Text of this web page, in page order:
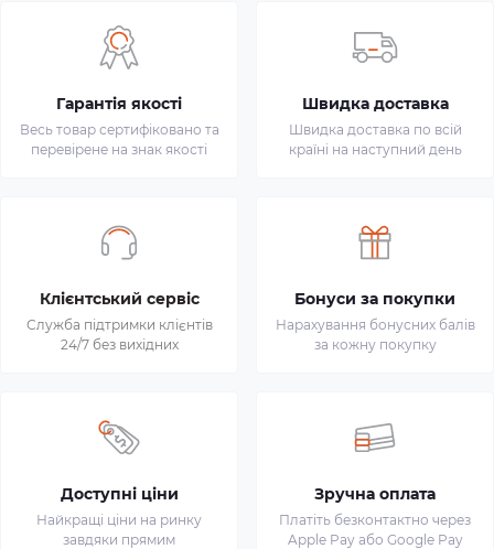
Гарантія якості
Весь товар сертифіковано та
перевірене на знак якості
Швидка доставка
Швидка доставка по всій
країні на наступний день
Клієнтський сервіс
Служба підтримки клієнтів
24/7 без вихідних
Бонуси за покупки
Нарахування бонусних балів
за кожну покупку
Доступні ціни
Найкращі ціни на ринку
завдяки прямим
Зручна оплата
Платіть безконтактно через
Apple Pay або Google Pay